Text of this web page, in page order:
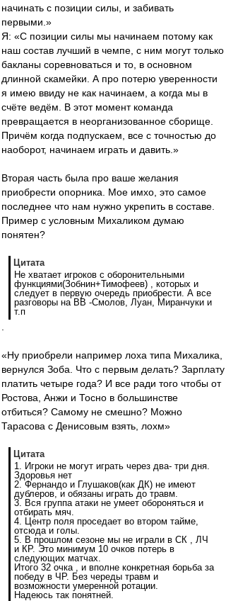
начинать с позиции силы, и забивать
первыми.»
Я: «С позиции силы мы начинаем потому как
наш состав лучший в чемпе, с ним могут только
бакланы соревноваться и то, в основном
длинной скамейки. А про потерю уверенности
я имею ввиду не как начинаем, а когда мы в
счёте ведём. В этот момент команда
превращается в неорганизованное сборище.
Причём когда подпускаем, все с точностью до
наоборот, начинаем играть и давить.»
Вторая часть была про ваше желания
приобрести опорника. Мое имхо, это самое
последнее что нам нужно укрепить в составе.
Пример с условным Михаликом думаю
понятен?
Цитата
Не хватает игроков с оборонительными
функциями(Зобнин+Тимофеев) , которых и
следует в первую очередь приобрести. А все
разговоры на ВВ -Смолов, Луан, Миранчуки и
т.п
«Ну приобрели например лоха типа Михалика,
вернулся Зоба. Что с первым делать? Зарплату
платить четыре года? И все ради того чтобы от
Ростова, Анжи и Тосно в большинстве
отбиться? Самому не смешно? Можно
Тарасова с Денисовым взять, лохм»
Цитата
1. Игроки не могут играть через два- три дня.
Здоровья нет
2. Фернандо и Глушаков(как ДК) не имеют
дублеров, и обязаны играть до травм.
3. Вся группа атаки не умеет обороняться и
отбирать мяч.
4. Центр поля проседает во втором тайме,
отсюда и голы.
5. В прошлом сезоне мы не играли в СК , ЛЧ
и КР. Это минимум 10 очков потерь в
следующих матчах.
Итого 32 очка , и вполне конкретная борьба за
победу в ЧР. Без череды травм и
возможности умеренной ротации.
Надеюсь так понятней.